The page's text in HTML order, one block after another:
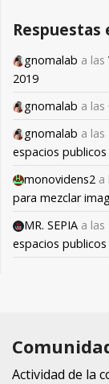
Respuestas
gnomalab a las
2019
gnomalab a las
gnomalab a las
espacios
monovidens2 a
para mezclar
MR. SEPIA a las
espacios
Actividad de la